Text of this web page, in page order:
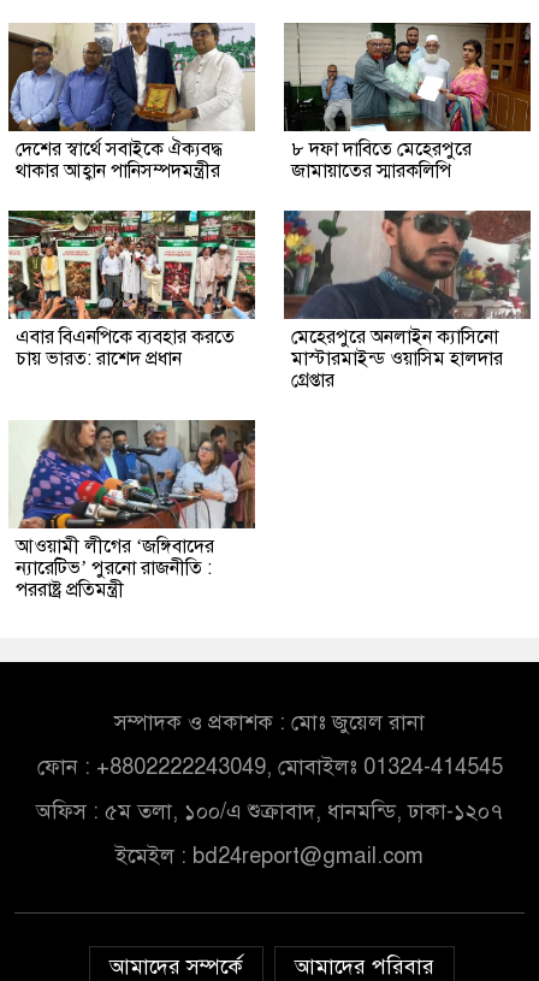
দেশের স্বার্থে সবাইকে ঐক্যবদ্ধ
থাকার আহ্বান পানিসম্পদমন্ত্রীর
৮ দফা দাবিতে মেহেরপুরে
জামায়াতের স্মারকলিপি
এবার বিএনপিকে ব্যবহার করতে
চায় ভারত: রাশেদ প্রধান
মেহেরপুরে অনলাইন ক্যাসিনো
মাস্টারমাইন্ড ওয়াসিম হালদার
গ্রেপ্তার
আওয়ামী লীগের ‘জঙ্গিবাদের
ন্যারেটিভ’ পুরনো রাজনীতি :
পররাষ্ট্র প্রতিমন্ত্রী
সম্পাদক ও প্রকাশক : মোঃ জুয়েল রানা
ফোন : +8802222243049, মোবাইলঃ 01324-414545
অফিস : ৫ম তলা, ১০০/এ শুক্রাবাদ, ধানমন্ডি, ঢাকা-১২০৭
ইমেইল : bd24report@gmail.com
আমাদের সম্পর্কে আমাদের পরিবার